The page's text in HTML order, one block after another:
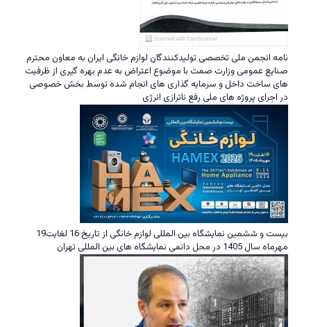
نامه انجمن ملی تخصصی تولیدکنندگان لوازم خانگی ایران به معاون محترم
صنایع عمومی وزارت صمت با موضوع اعتراض به عدم بهره گیری از ظرفیت
های ساخت داخل و سرمایه گذاری های انجام شده توسط بخش خصوصی
در اجرای پروژه های ملی رفع ناترازی انرژی
بیست و ششمین نمایشگاه بین المللی لوازم خانگی از تاریخ 16 لغایت19
مهرماه سال 1405 در محل دائمی نمایشگاه های بین المللی تهران